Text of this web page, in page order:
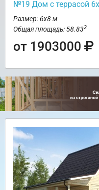
№19 Дом с террасой
Размер: 6х8 м
Общая площадь: 58.832
от 1903000